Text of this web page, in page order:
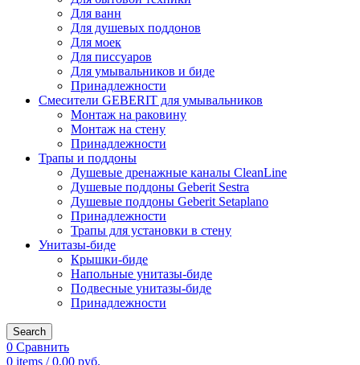
Для ванн
Для душевых поддонов
Для моек
Для писсуаров
Для умывальников и биде
Принадлежности
Смесители GEBERIT для умывальников
Монтаж на раковину
Монтаж на стену
Принадлежности
Трапы и поддоны
Душевые дренажные каналы CleanLine
Душевые поддоны Geberit Sestra
Душевые поддоны Geberit Setaplano
Принадлежности
Трапы для установки в стену
Унитазы-биде
Крышки-биде
Напольные унитазы-биде
Подвесные унитазы-биде
Принадлежности
Search
0 Сравнить
0 items / 0,00 руб.